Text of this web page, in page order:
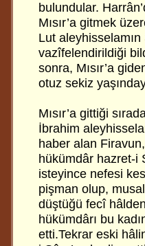
bulundular.
Mısır’a gitmek
Lut
vazîfelendirildiği
sonra, Mısır’a
otuz sekiz
Mısır’a gittiği
İbrahim
haber alan
hükümdâr hazret-i
isteyince nefesi
pişman olup,
düştüğü fecî
hükümdârı bu
etti.Tekrar eski